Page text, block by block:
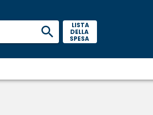
LISTA
DELLA
SPESA